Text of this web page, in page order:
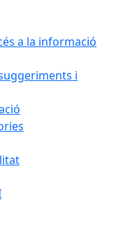
a la informació
i